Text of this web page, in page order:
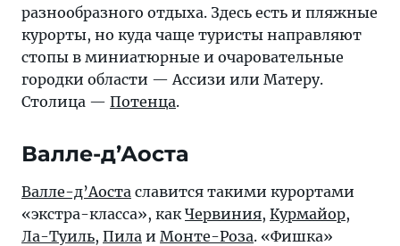
разнообразного отдыха. Здесь есть и пляжные
курорты, но куда чаще туристы направляют
стопы в миниатюрные и очаровательные
городки области — Ассизи или Матеру.
Столица — Потенца.
Валле-д’Аоста
Валле-д’Аоста славится такими курортами
«экстра-класса», как Червиния, Курмайор,
Ла-Туиль, Пила и Монте-Роза. «Фишка»